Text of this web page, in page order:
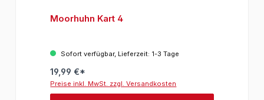
Moorhuhn Kart 4
Sofort verfügbar, Lieferzeit: 1-3 Tage
19,99 €*
Preise inkl. MwSt. zzgl. Versandkosten